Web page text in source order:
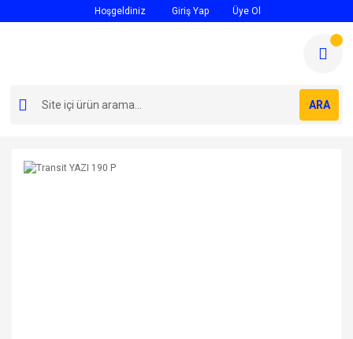
Hoşgeldiniz Giriş Yap Üye Ol
ARA